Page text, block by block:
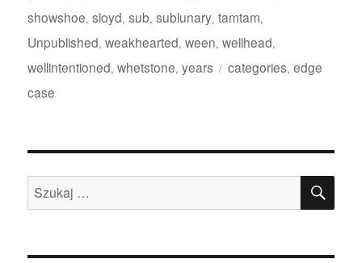
showshoe,sloyd,sub,sublunary,tamtam,
Unpublished,weakhearted,ween,wellhead,
wellintentioned,whetstone,years Tagi
categories,edge
case
Szukaj: